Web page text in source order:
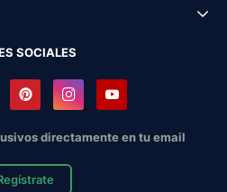
SOCIALES
directamente en tu email